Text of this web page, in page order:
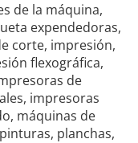
de la máquina,
expendedoras,
corte, impresión,
flexográfica,
de
impresoras
máquinas de
planchas,